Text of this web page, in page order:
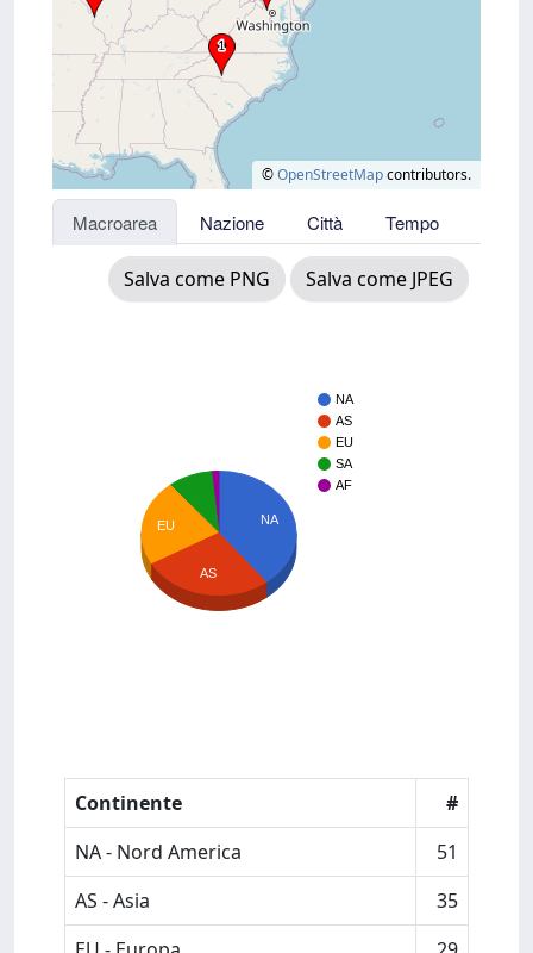
©OpenStreetMapcontributors.
Macroarea Nazione Città Tempo
Salva come PNG Salva come JPEG
NA
AS
EU
SA
AF
NA
EU
AS
Continente
#
NA - Nord America
51
AS - Asia
35